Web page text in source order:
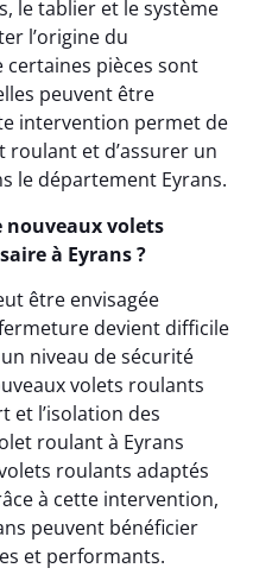
le tablier et le système
l’origine du
pièces sont
peuvent être
intervention permet de
et d’assurer un
le département Eyrans.
nouveaux volets
à Eyrans ?
être envisagée
devient difficile
niveau de sécurité
volets roulants
et l’isolation des
roulant à Eyrans
roulants adaptés
à cette intervention,
peuvent bénéficier
et performants.